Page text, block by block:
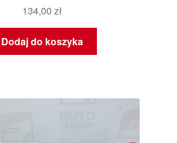
134,00 zł
Dodaj do koszyka